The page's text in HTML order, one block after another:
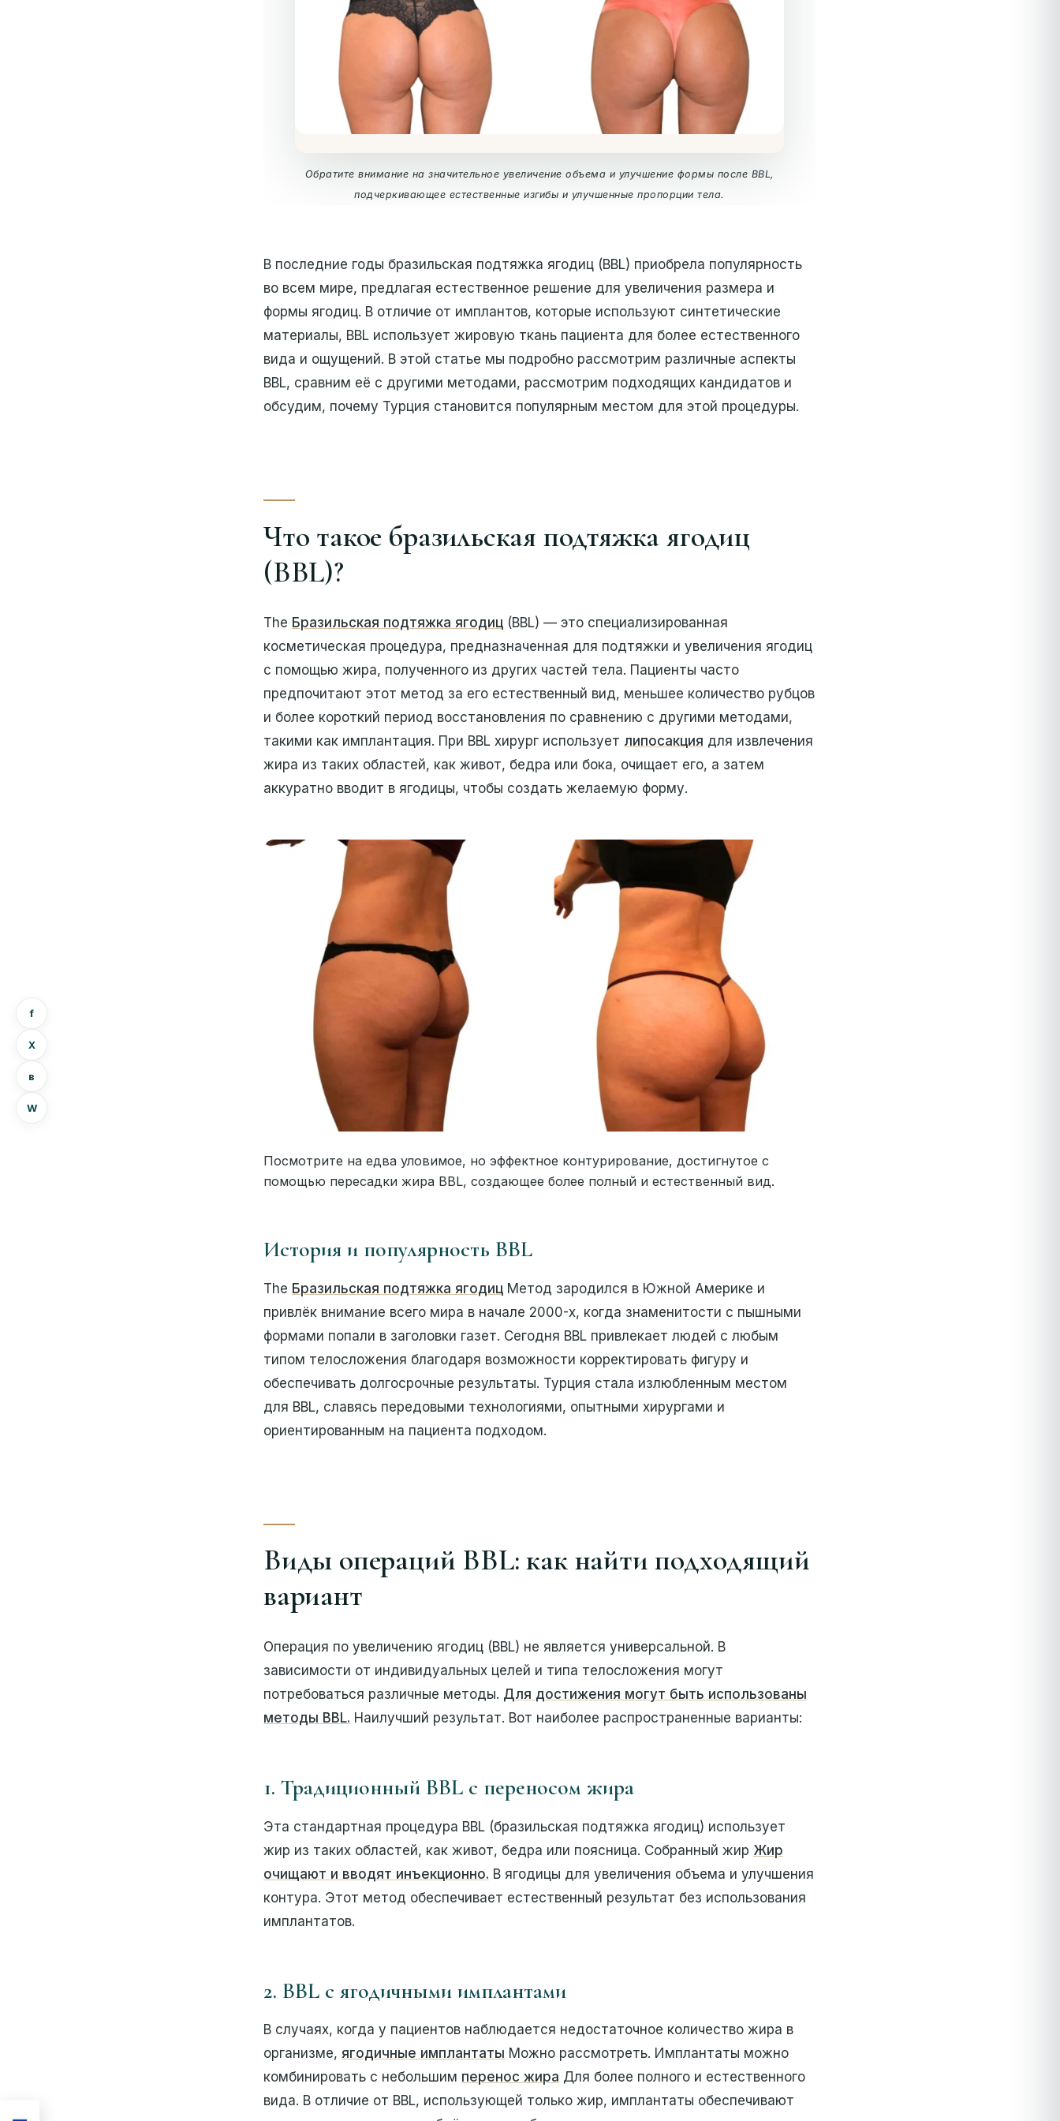
f
Х
в
W
Обратите внимание на значительное увеличение объема и улучшение формы после BBL,
подчеркивающее естественные изгибы и улучшенные пропорции тела.
В последние годы бразильская подтяжка ягодиц (BBL) приобрела популярность
во всем мире, предлагая естественное решение для увеличения размера и
формы ягодиц. В отличие от имплантов, которые используют синтетические
материалы, BBL использует жировую ткань пациента для более естественного
вида и ощущений. В этой статье мы подробно рассмотрим различные аспекты
BBL, сравним её с другими методами, рассмотрим подходящих кандидатов и
обсудим, почему Турция становится популярным местом для этой процедуры.
Что такое бразильская подтяжка ягодиц
(BBL)?
The Бразильская подтяжка ягодиц (BBL) — это специализированная
косметическая процедура, предназначенная для подтяжки и увеличения ягодиц
с помощью жира, полученного из других частей тела. Пациенты часто
предпочитают этот метод за его естественный вид, меньшее количество рубцов
и более короткий период восстановления по сравнению с другими методами,
такими как имплантация. При BBL хирург использует липосакция для извлечения
жира из таких областей, как живот, бедра или бока, очищает его, а затем
аккуратно вводит в ягодицы, чтобы создать желаемую форму.
Посмотрите на едва уловимое, но эффектное контурирование, достигнутое с
помощью пересадки жира BBL, создающее более полный и естественный вид.
История и популярность BBL
The Бразильская подтяжка ягодиц Метод зародился в Южной Америке и
привлёк внимание всего мира в начале 2000-х, когда знаменитости с пышными
формами попали в заголовки газет. Сегодня BBL привлекает людей с любым
типом телосложения благодаря возможности корректировать фигуру и
обеспечивать долгосрочные результаты. Турция стала излюбленным местом
для BBL, славясь передовыми технологиями, опытными хирургами и
ориентированным на пациента подходом.
Виды операций BBL: как найти подходящий
вариант
Операция по увеличению ягодиц (BBL) не является универсальной. В
зависимости от индивидуальных целей и типа телосложения могут
потребоваться различные методы. Для достижения могут быть использованы
методы BBL. Наилучший результат. Вот наиболее распространенные варианты:
1. Традиционный BBL с переносом жира
Эта стандартная процедура BBL (бразильская подтяжка ягодиц) использует
жир из таких областей, как живот, бедра или поясница. Собранный жир Жир
очищают и вводят инъекционно. В ягодицы для увеличения объема и улучшения
контура. Этот метод обеспечивает естественный результат без использования
имплантатов.
2. BBL с ягодичными имплантами
В случаях, когда у пациентов наблюдается недостаточное количество жира в
организме, ягодичные имплантаты Можно рассмотреть. Имплантаты можно
комбинировать с небольшим перенос жира Для более полного и естественного
вида. В отличие от BBL, использующей только жир, имплантаты обеспечивают